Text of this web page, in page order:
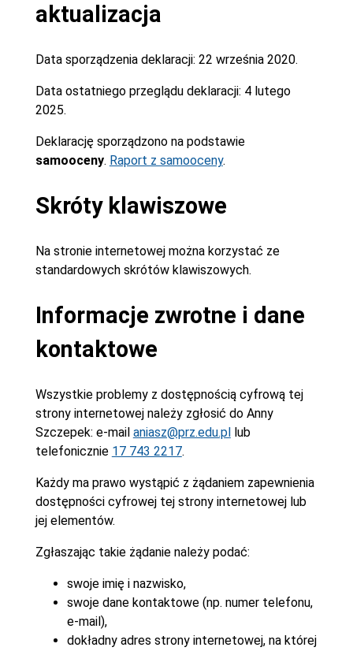
aktualizacja
Data sporządzenia deklaracji: 22 września 2020.
Data ostatniego przeglądu deklaracji: 4 lutego
2025.
Deklarację sporządzono na podstawie
samooceny. Raport z samooceny.
Skróty klawiszowe
Na stronie internetowej można korzystać ze
standardowych skrótów klawiszowych.
Informacje zwrotne i dane
kontaktowe
Wszystkie problemy z dostępnością cyfrową tej
strony internetowej należy zgłosić do Anny
Szczepek: e-mail aniasz@prz.edu.pllub
telefonicznie 17 743 2217.
Każdy ma prawo wystąpić z żądaniem zapewnienia
dostępności cyfrowej tej strony internetowej lub
jej elementów.
Zgłaszając takie żądanie należy podać:
swoje imię i nazwisko,
swoje dane kontaktowe (np. numer telefonu,
e-mail),
dokładny adres strony internetowej, na której